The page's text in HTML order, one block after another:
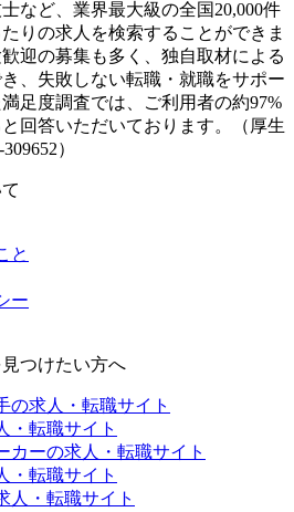
など、業界最大級の全国20,000件
りの求人を検索することができま
迎の募集も多く、独自取材による
、失敗しない転職・就職をサポー
足度調査では、ご利用者の約97%
回答いただいております。（厚生
）
と
ー
つけたい方へ
の求人・転職サイト
・転職サイト
カーの求人・転職サイト
・転職サイト
人・転職サイト